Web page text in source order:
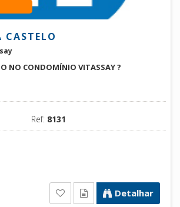
CASTELO
NO CONDOMÍNIO VITASSAY ?
Ref: 8131
Detalhar